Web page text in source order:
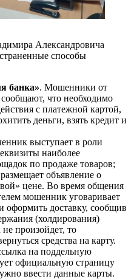
Александровича
способы
банка». Мошенники от
что необходимо
с платежной картой,
деньги, взять кредит и
выступает в роли
наиболее
по продаже товаров;
объявление о
цене. Во время общения
мошенник уговаривает
оформить доставку, сообщив
(холдирования)
не произойдет, то
средства на карту.
на поддельную
официальную страницу
ввести данные карты.